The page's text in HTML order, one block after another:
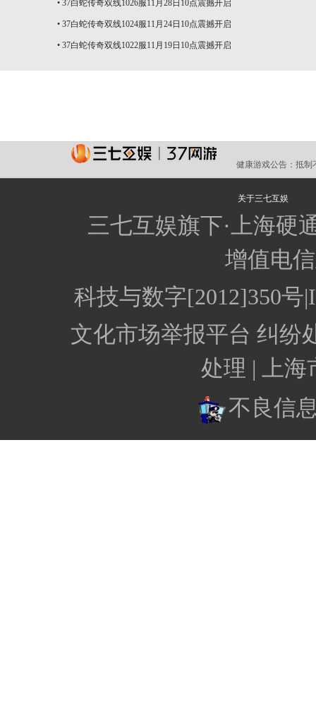
• 37白蛇传奇双线1026服11月28日10点震撼开启
• 37白蛇传奇双线1024服11月24日10点震撼开启
• 37白蛇传奇双线1022服11月19日10点震撼开启
健康游戏公告： 抵制
关于三七互娱
三七互娱旗下·上海硬
增值电
科技与数字[2012]350号
文化市场举报平台 纠纷
处理 |
上
不良信